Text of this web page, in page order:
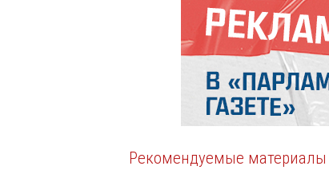
Рекомендуемые материалы